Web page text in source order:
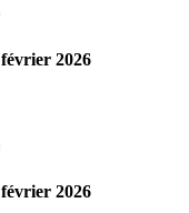
2026
2026